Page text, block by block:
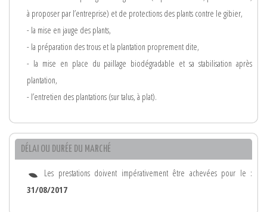
à proposer par l’entreprise) et de protections des plants contre le gibier,
- la mise en jauge des plants,
- la préparation des trous et la plantation proprement dite,
- la mise en place du paillage biodégradable et sa stabilisation après
plantation,
- l’entretien des plantations (sur talus, à plat).
DÉLAI OU DURÉE DU MARCHÉ
Les prestations doivent impérativement être achevées pour le :
31/08/2017